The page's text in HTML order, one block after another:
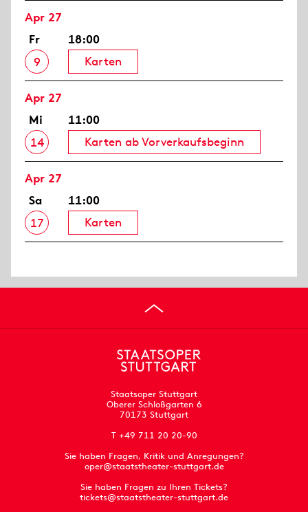
Apr 27
Fr
9
18:00
Karten
Apr 27
Mi
14
11:00
Karten ab Vorverkaufsbeginn
Apr 27
Sa
17
11:00
Karten
Staatsoper Stuttgart
Oberer Schloßgarten 6
70173 Stuttgart
T +49 711 20 20-90
Sie haben Fragen, Kritik und Anregungen?
oper@staatstheater-stuttgart.de
Sie haben Fragen zu Ihren Tickets?
tickets@staatstheater-stuttgart.de